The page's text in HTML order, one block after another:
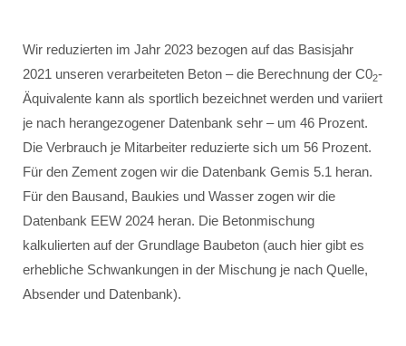
Wir reduzierten im Jahr 2023 bezogen auf das Basisjahr
2021 unseren verarbeiteten Beton – die Berechnung der C02-
Äquivalente kann als sportlich bezeichnet werden und variiert
je nach herangezogener Datenbank sehr – um 46 Prozent.
Die Verbrauch je Mitarbeiter reduzierte sich um 56 Prozent.
Für den Zement zogen wir die Datenbank Gemis 5.1 heran.
Für den Bausand, Baukies und Wasser zogen wir die
Datenbank EEW 2024 heran. Die Betonmischung
kalkulierten auf der Grundlage Baubeton (auch hier gibt es
erhebliche Schwankungen in der Mischung je nach Quelle,
Absender und Datenbank).